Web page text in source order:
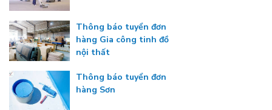
Thông báo tuyển đơn
hàng Gia công tinh đồ
nội thất
Thông báo tuyển đơn
hàng Sơn